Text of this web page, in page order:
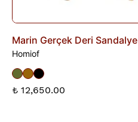
Marin Gerçek Deri Sandalye
Homiof
₺ 12,650.00